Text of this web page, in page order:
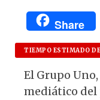
Share
TIEMPO ESTIMADO
El Grupo
mediático del